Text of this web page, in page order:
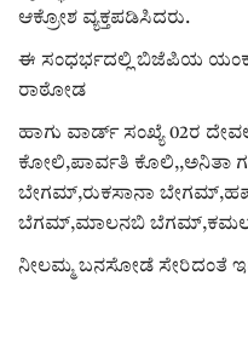
ಆಕ್ರೋಶ ವ್ಯಕ್ತಪಡಿಸಿದರು.
ಈ ಸಂಧರ್ಭದಲ್ಲಿ ಬಿಜೆಪಿಯ
ರಾಠೋಡ
ಹಾಗು ವಾರ್ಡ್‌ ಸಂಖ್ಯೆ 02ರ
ಕೋಲಿ,ಪಾರ್ವತಿ ಕೊಲಿ,,ಅನಿತಾ
ಬೇಗಮ್,ರುಕಸಾನಾ
ಬೆಗಮ್,ಮಾಲನಬಿ
ನೀಲಮ್ಮ ಬನಸೋಡೆ ಸೇರಿದಂತೆ